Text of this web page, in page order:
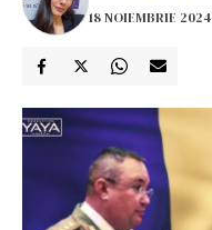
18 NOIEMBRIE 2024